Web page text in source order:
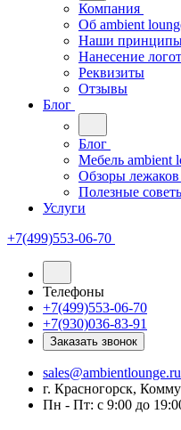
Компания
Oб ambient
Наши
Нанесение
Реквизиты
Отзывы
Блог
Блог
Мебель ambient
Обзоры
Полезные
Услуги
+7(499)553-06-70
Телефоны
+7(499)553-06-70
+7(930)036-83-91
Заказать звонок
sales@ambientlounge.ru
г. Красногорск,
Пн - Пт: с 9:00 до